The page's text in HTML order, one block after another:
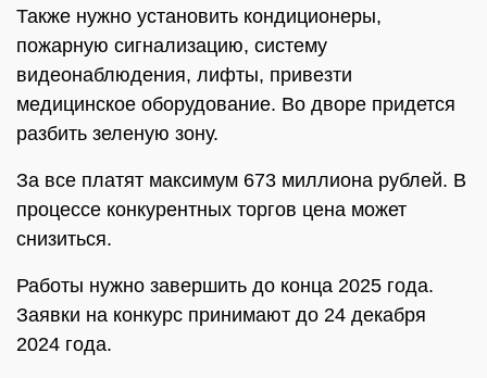
Также нужно установить кондиционеры,
пожарную сигнализацию, систему
видеонаблюдения, лифты, привезти
медицинское оборудование. Во дворе придется
разбить зеленую зону.
За все платят максимум 673 миллиона рублей. В
процессе конкурентных торгов цена может
снизиться.
Работы нужно завершить до конца 2025 года.
Заявки на конкурс принимают до 24 декабря
2024 года.